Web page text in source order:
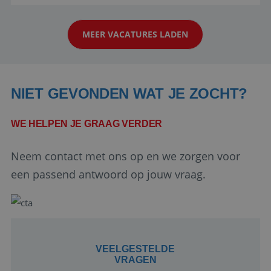
klanten te overtuigen om die droomreis te
boeken! ...
MEER VACATURES LADEN
NIET GEVONDEN WAT JE ZOCHT?
WE HELPEN JE GRAAG VERDER
Neem contact met ons op en we zorgen voor
een passend antwoord op jouw vraag.
VEELGESTELDE
VRAGEN
Google Privacy Policy